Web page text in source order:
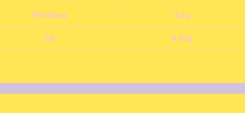
Protéines
4.6g.
Sel
0.02g.